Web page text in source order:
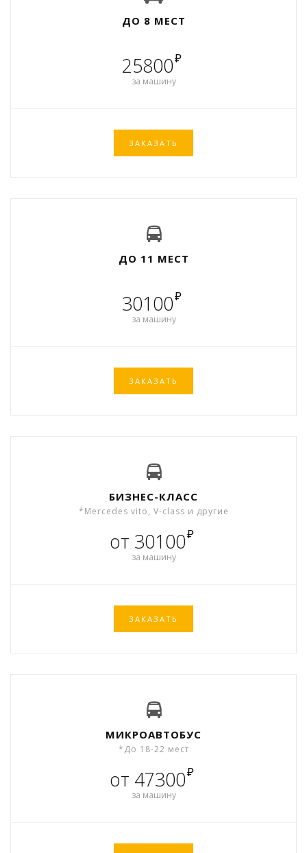
ДО 8 МЕСТ
25800₽
за машину
ЗАКАЗАТЬ
ДО 11 МЕСТ
30100₽
за машину
ЗАКАЗАТЬ
БИЗНЕС-КЛАСС
*Mercedes vito, V-class и другие
от 30100₽
за машину
ЗАКАЗАТЬ
МИКРОАВТОБУС
*До 18-22 мест
от 47300₽
за машину